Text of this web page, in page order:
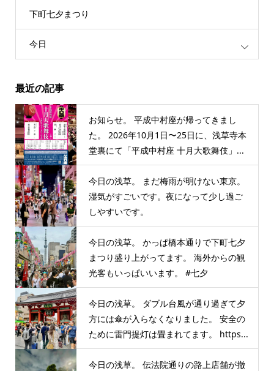
下町七夕まつり
今日
最近の記事
お知らせ。 平成中村座が帰ってきまし
た。 2026年10月1日〜25日に、浅草寺本
堂裏にて「平成中村座 十月大歌舞伎」...
今日の浅草。 まだ梅雨が明けない東京。
湿気がすごいです。夜になって少し過ご
しやすいです。
今日の浅草。 かっぱ橋本通りで下町七夕
まつり盛り上がってます。 海外からの観
光客もいっぱいいます。 #七夕
今日の浅草。 ダブル台風が通り過ぎて夕
方には傘が入らなくなりました。 安全の
ために雷門提灯は畳まれてます。 https...
今日の浅草。 伝法院通りの路上店舗が撤